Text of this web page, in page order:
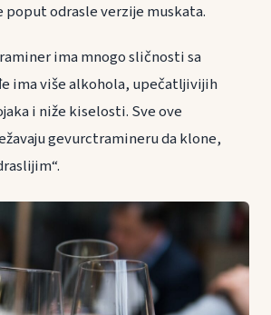
poput odrasle verzije muskata.
ima mnogo sličnosti sa
ima više alkohola, upečatljivijih
i niže kiselosti. Sve ove
gevurctramineru da klone,